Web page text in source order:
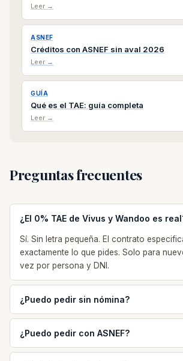
Leer →
ASNEF
Créditos con ASNEF sin aval 2026
Leer →
GUÍA
Qué es el TAE: guía completa
Leer →
Preguntas frecuentes
¿El 0% TAE de Vivus y Wandoo es
Sí. Sin letra pequeña. El contrato
exactamente lo que pides. Solo para
vez por persona y DNI.
¿Puedo pedir sin nómina?
¿Puedo pedir con ASNEF?